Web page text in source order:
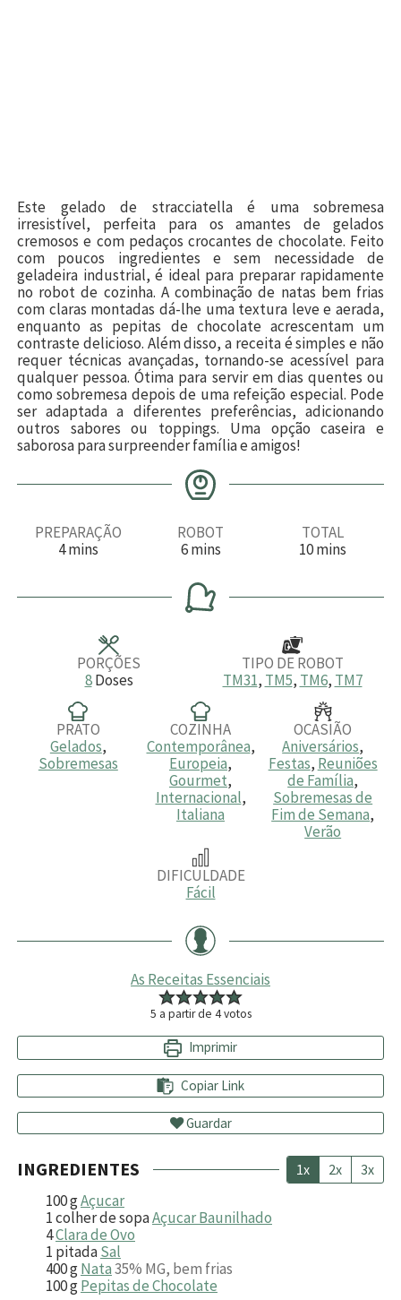
Este gelado de stracciatella é uma sobremesa
irresistível, perfeita para os amantes de gelados
cremosos e com pedaços crocantes de chocolate. Feito
com poucos ingredientes e sem necessidade de
geladeira industrial, é ideal para preparar rapidamente
no robot de cozinha. A combinação de natas bem frias
com claras montadas dá-lhe uma textura leve e aerada,
enquanto as pepitas de chocolate acrescentam um
contraste delicioso. Além disso, a receita é simples e não
requer técnicas avançadas, tornando-se acessível para
qualquer pessoa. Ótima para servir em dias quentes ou
como sobremesa depois de uma refeição especial. Pode
ser adaptada a diferentes preferências, adicionando
outros sabores ou toppings. Uma opção caseira e
saborosa para surpreender família e amigos!
PREPARAÇÃO
4m
u
mins
ROBOT
6m
n
u
t
mins
TOTAL
10m
u
mins
PORÇÕES
8 Doses
TIPO DE ROBOT
TM31, TM5, TM6, TM7
PRATO
Gelados,
Sobremesas
COZINHA
Contemporânea,
Europeia,
Gourmet,
Internacional,
Italiana
OCASIÃO
Aniversários,
Festas, Reuniões
de Família,
Sobremesas de
Fim de Semana,
Verão
DIFICULDADE
Fácil
As Receitas Essenciais
5 a partir de 4votos
Imprimir
Copiar Link
Guardar
INGREDIENTES 1x 2x 3x
100gAçucar
1colher de sopaAçucar Baunilhado
4Clara de Ovo
1 pitadaSal
400gNata35% MG, bem frias
100gPepitas de Chocolate